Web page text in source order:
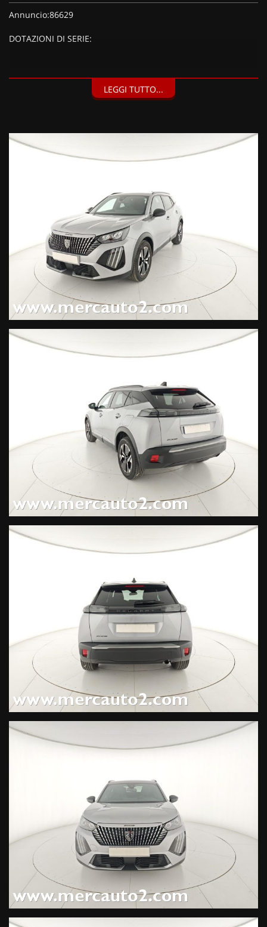
Annuncio:86629
DOTAZIONI DI SERIE:
Argento Metallizzato, Kit riparazione pneumatici
LEGGI TUTTO...